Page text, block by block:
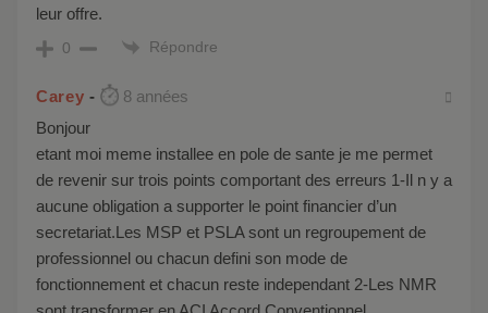
leur offre.
0 Répondre
Carey
8 années
bonjour
etant moi meme installee en pole de sante je me permet
de revenir sur trois points comportant des erreurs 1-Il n y a
aucune obligation a supporter le point financier d’un
secretariat.Les MSP et PSLA sont un regroupement de
professionnel ou chacun defini son mode de
fonctionnement et chacun reste independant 2-Les NMR